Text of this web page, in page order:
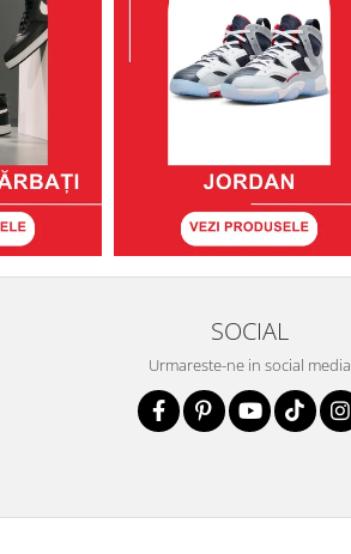
SOCIAL
Urmareste-ne in social media